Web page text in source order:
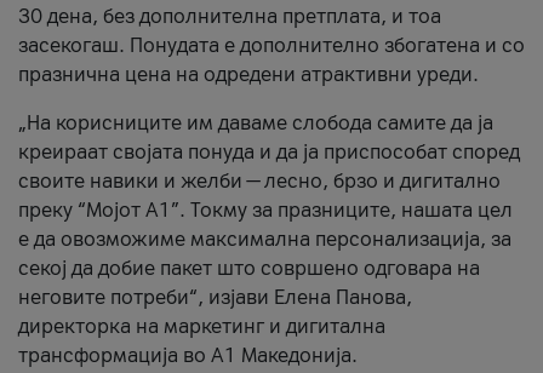
30 дена, без дополнителна претплата, и тоа
засекогаш. Понудата е дополнително збогатена и со
празнична цена на одредени атрактивни уреди.
„На корисниците им даваме слобода самите да ја
креираат својата понуда и да ја приспособат според
своите навики и желби — лесно, брзо и дигитално
преку “Мојот А1”. Токму за празниците, нашата цел
е да овозможиме максимална персонализација, за
секој да добие пакет што совршено одговара на
неговите потреби“, изјави Елена Панова,
директорка на маркетинг и дигитална
трансформација во А1 Македонија.